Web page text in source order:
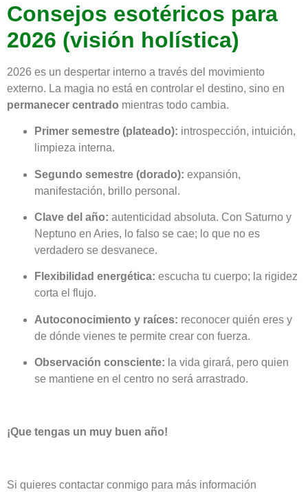
Consejos esotéricos para
2026 (visión holística)
2026 es un despertar interno a través del movimiento
externo. La magia no está en controlar el destino, sino en
permanecer centrado mientras todo cambia.
Primer semestre (plateado): introspección, intuición,
limpieza interna.
Segundo semestre (dorado): expansión,
manifestación, brillo personal.
Clave del año: autenticidad absoluta. Con Saturno y
Neptuno en Aries, lo falso se cae; lo que no es
verdadero se desvanece.
Flexibilidad energética: escucha tu cuerpo; la rigidez
corta el flujo.
Autoconocimiento y raíces: reconocer quién eres y
de dónde vienes te permite crear con fuerza.
Observación consciente: la vida girará, pero quien
se mantiene en el centro no será arrastrado.
¡Que tengas un muy buen año!
Si quieres contactar conmigo para más información